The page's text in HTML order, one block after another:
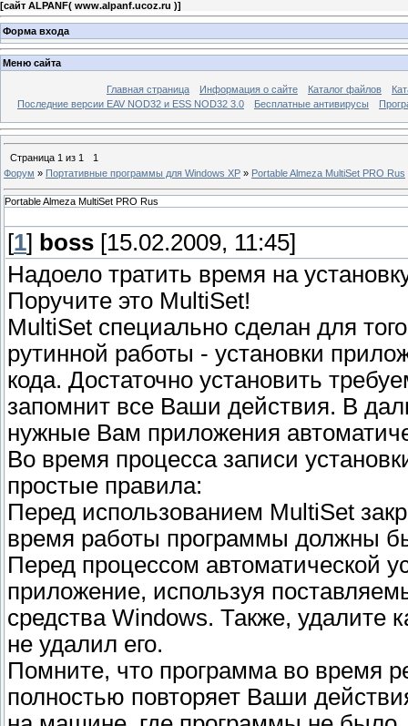
[сайт ALPANF( www.alpanf.ucoz.ru )]
Форма входа
Меню сайта
Главная страница Информация о сайте Каталог файлов
Последние версии EAV NOD32 и ESS NOD32 3.0
Бесплатные антивирусы
Страница 1 из 1
1
Форум » Портативные программы для Windows XP » Portable Almeza MultiSet PRO Rus
Portable Almeza MultiSet PRO Rus
[1] boss [15.02.2009, 11:45]
Надоело тратить время на
Поручите это MultiSet!
MultiSet специально сделан для
рутинной работы - установки
кода. Достаточно установить
запомнит все Ваши действия. В
нужные Вам приложения
Во время процесса записи
простые правила:
Перед использованием MultiSet
время работы программы должны
Перед процессом автоматической
приложение, используя
средства Windows. Также, удалите
не удалил его.
Помните, что программа во время
полностью повторяет Ваши